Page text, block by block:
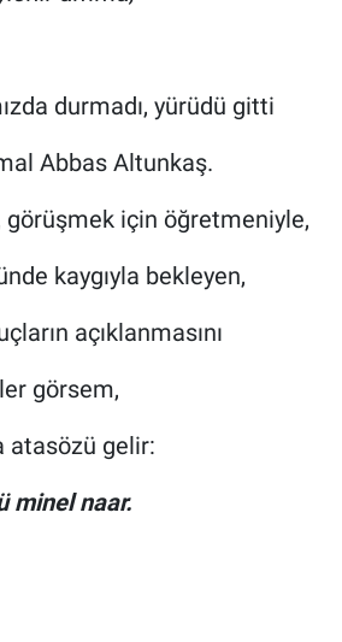
durmadı, yürüdü gitti
Abbas Altunkaş.
görüşmek için öğretmeniyle,
kaygıyla bekleyen,
açıklanmasını
görsem,
atasözü gelir:
minel naar.